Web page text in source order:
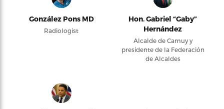
González Pons MD
Radiologist
Hon. Gabriel “Gaby”
Hernández
Alcalde de Camuy y
presidente de la Federación
de Alcaldes